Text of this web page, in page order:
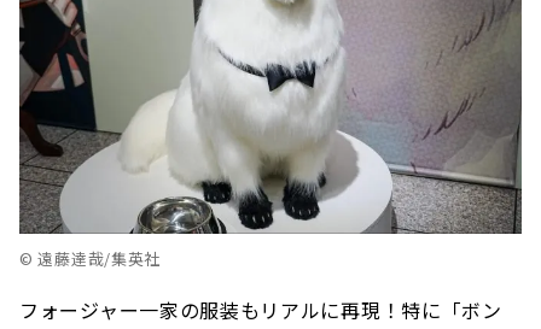
© 遠藤達哉/集英社
フォージャー一家の服装もリアルに再現！特に「ボン